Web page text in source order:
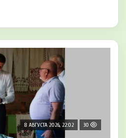
8 АВГУСТА 2026, 22:02 30